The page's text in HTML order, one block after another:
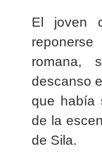
El joven
romana,
descanso
que había
de la
de Sila.